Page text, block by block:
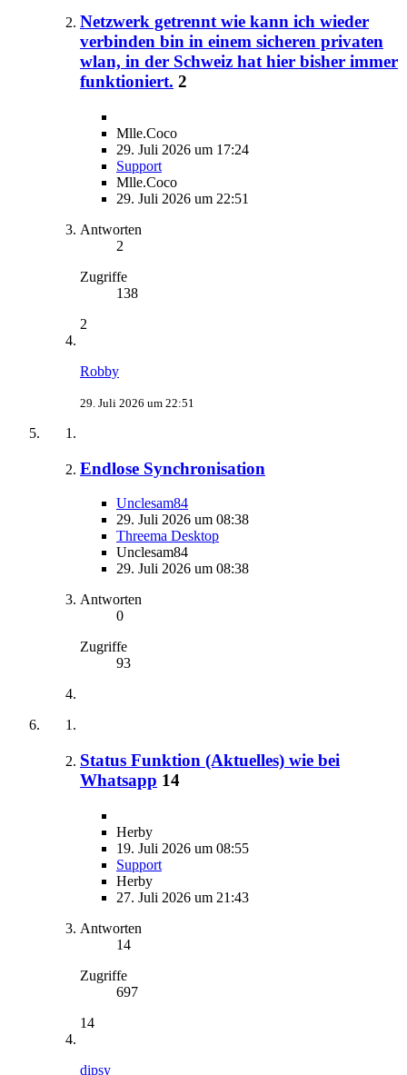
Netzwerk getrennt wie kann ich wieder
verbinden bin in einem sicheren privaten
wlan, in der Schweiz hat hier bisher immer
funktioniert. 2
Mlle.Coco
29. Juli 2026 um 17:24
Support
Mlle.Coco
29. Juli 2026 um 22:51
Antworten
2
Zugriffe
138
2
Robby
29. Juli 2026 um 22:51
Endlose Synchronisation
Unclesam84
29. Juli 2026 um 08:38
Threema Desktop
Unclesam84
29. Juli 2026 um 08:38
Antworten
0
Zugriffe
93
Status Funktion (Aktuelles) wie bei
Whatsapp 14
Herby
19. Juli 2026 um 08:55
Support
Herby
27. Juli 2026 um 21:43
Antworten
14
Zugriffe
697
14
dipsy